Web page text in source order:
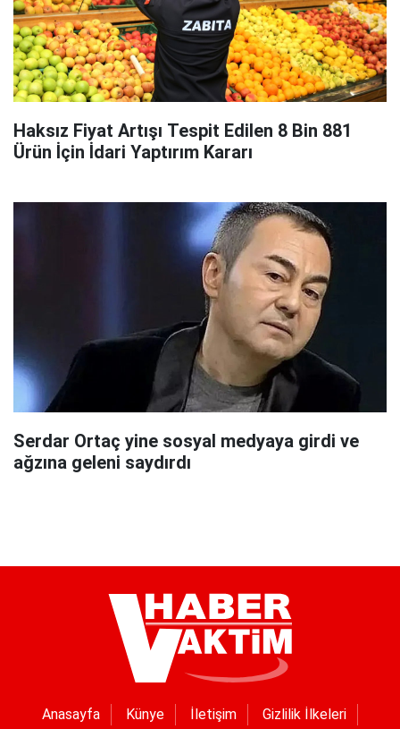
Haksız Fiyat Artışı Tespit Edilen 8 Bin 881
Ürün İçin İdari Yaptırım Kararı
Serdar Ortaç yine sosyal medyaya girdi ve
ağzına geleni saydırdı
Anasayfa Künye İletişim
Gizlilik İlkeleri